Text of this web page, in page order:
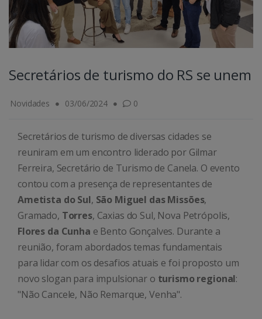
Secretários de turismo do RS se unem
Novidades 03/06/2024 0
Secretários de turismo de diversas cidades se
reuniram em um encontro liderado por Gilmar
Ferreira, Secretário de Turismo de Canela. O evento
contou com a presença de representantes de
Ametista do Sul, São Miguel das Missões,
Gramado, Torres, Caxias do Sul, Nova Petrópolis,
Flores da Cunha e Bento Gonçalves. Durante a
reunião, foram abordados temas fundamentais
para lidar com os desafios atuais e foi proposto um
novo slogan para impulsionar o turismo regional:
"Não Cancele, Não Remarque, Venha".